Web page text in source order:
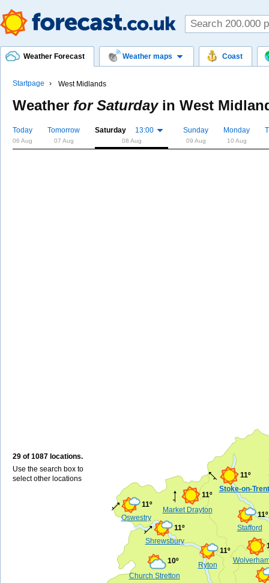
Weather Forecast Weather maps Coast
Startpage West Midlands
Weather for Saturdayin West
Today
06 Aug
Tomorrow
07 Aug
Saturday 13:00
08 Aug
Sunday
09 Aug
Monday
10 Aug
29 of 1087 locations.
Use the search box to
select other locations
Stoke-on-Trent
11º
Shrewsbury
11º Stafford
11º
Oswestry
11º
Ryton
11º
Market Drayton
11º
Church Stretton
10º